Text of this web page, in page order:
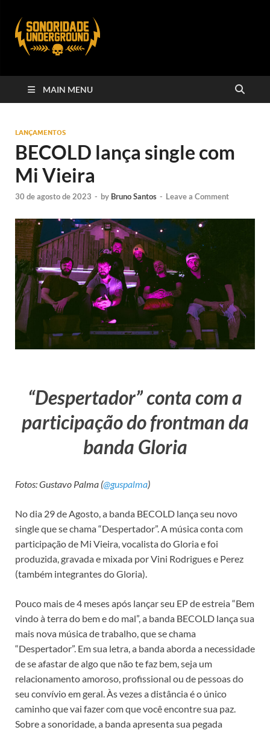
MAIN MENU
LANÇAMENTOS
BECOLD lança single com
Mi Vieira
30 de agosto de 2023 - by Bruno Santos - Leave a Comment
“Despertador” conta com a
participação do frontman da
banda Gloria
Fotos: Gustavo Palma (@guspalma)
No dia 29 de Agosto, a banda BECOLD lança seu novo
single que se chama “Despertador”. A música conta com
participação de Mi Vieira, vocalista do Gloria e foi
produzida, gravada e mixada por Vini Rodrigues e Perez
(também integrantes do Gloria).
Pouco mais de 4 meses após lançar seu EP de estreia “Bem
vindo à terra do bem e do mal”, a banda BECOLD lança sua
mais nova música de trabalho, que se chama
“Despertador”. Em sua letra, a banda aborda a necessidade
de se afastar de algo que não te faz bem, seja um
relacionamento amoroso, profissional ou de pessoas do
seu convívio em geral. Às vezes a distância é o único
caminho que vai fazer com que você encontre sua paz.
Sobre a sonoridade, a banda apresenta sua pegada